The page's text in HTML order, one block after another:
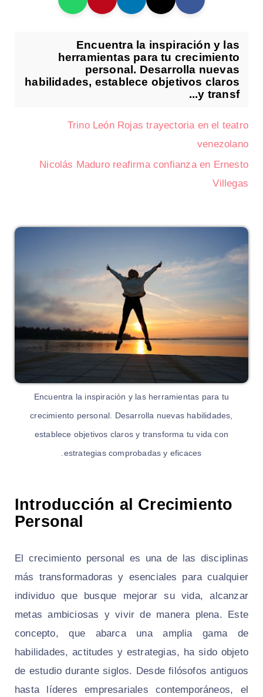
Encuentra la inspiración y las
herramientas para tu crecimiento
personal. Desarrolla nuevas
habilidades, establece objetivos claros
y transf...
Trino León Rojas trayectoria en el teatro
venezolano
Nicolás Maduro reafirma confianza en Ernesto
Villegas
Encuentra la inspiración y las herramientas para tu
crecimiento personal. Desarrolla nuevas habilidades,
establece objetivos claros y transforma tu vida con
estrategias comprobadas y eficaces.
Introducción al Crecimiento
Personal
El crecimiento personal es una de las disciplinas
más transformadoras y esenciales para cualquier
individuo que busque mejorar su vida, alcanzar
metas ambiciosas y vivir de manera plena. Este
concepto, que abarca una amplia gama de
habilidades, actitudes y estrategias, ha sido objeto
de estudio durante siglos. Desde filósofos antiguos
hasta líderes empresariales contemporáneos, el